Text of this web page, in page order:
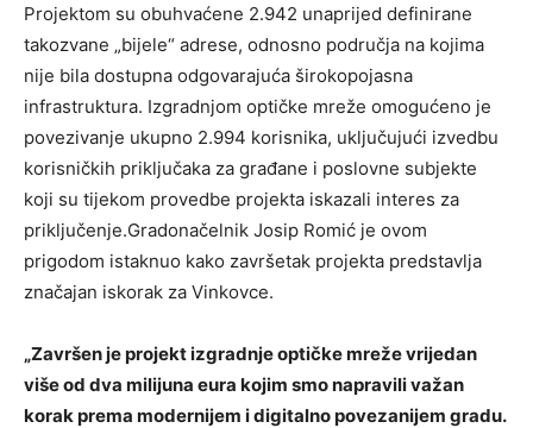
Projektom su obuhvaćene 2.942 unaprijed definirane
takozvane „bijele“ adrese, odnosno područja na kojima
nije bila dostupna odgovarajuća širokopojasna
infrastruktura. Izgradnjom optičke mreže omogućeno je
povezivanje ukupno 2.994 korisnika, uključujući izvedbu
korisničkih priključaka za građane i poslovne subjekte
koji su tijekom provedbe projekta iskazali interes za
priključenje.Gradonačelnik Josip Romić je ovom
prigodom istaknuo kako završetak projekta predstavlja
značajan iskorak za Vinkovce.
„Završen je projekt izgradnje optičke mreže vrijedan
više od dva milijuna eura kojim smo napravili važan
korak prema modernijem i digitalno povezanijem gradu.